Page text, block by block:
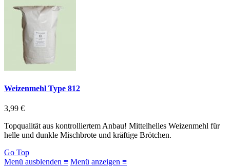
Weizenmehl Type 812
3,99 €
Topqualität aus kontrolliertem Anbau! Mittelhelles Weizenmehl für
helle und dunkle Mischbrote und kräftige Brötchen.
Go Top
Menü ausblenden ≡ Menü anzeigen ≡